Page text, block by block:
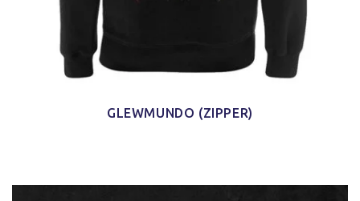
GLEWMUNDO (ZIPPER)